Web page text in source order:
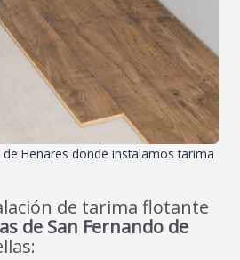
Henares donde instalamos tarima
de tarima flotante
de San Fernando de